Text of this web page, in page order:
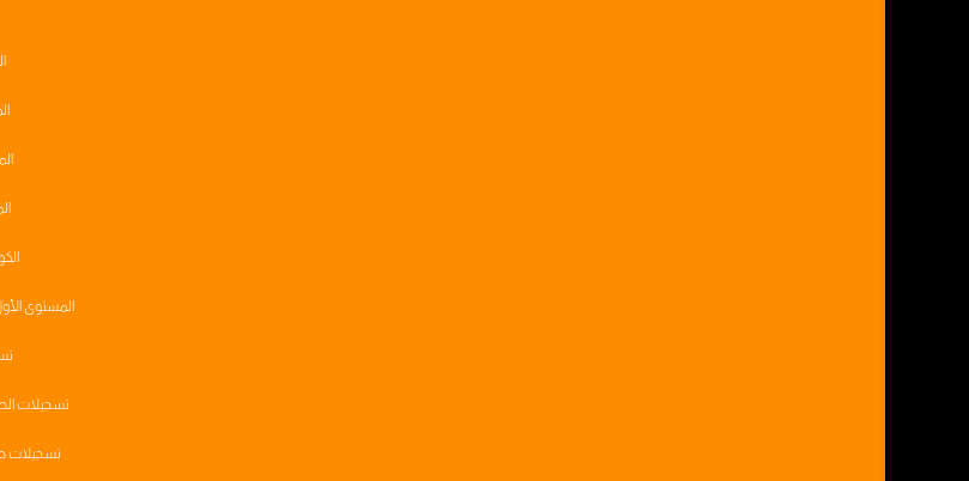
المستوى
تسجيلات
تسجيلات